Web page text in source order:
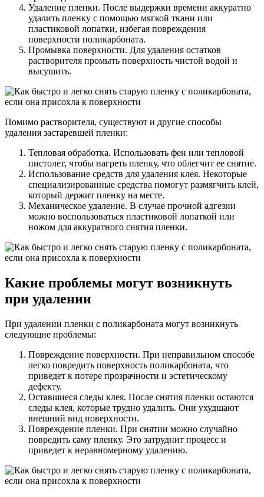
Удаление пленки. После выдержки времени аккуратно
удалить пленку с помощью мягкой ткани или
пластиковой лопатки, избегая повреждения
поверхности поликарбоната.
Промывка поверхности. Для удаления остатков
растворителя промыть поверхность чистой водой и
высушить.
Помимо растворителя, существуют и другие способы
удаления застаревшей пленки:
Тепловая обработка. Использовать фен или тепловой
пистолет, чтобы нагреть пленку, что облегчит ее снятие.
Использование средств для удаления клея. Некоторые
специализированные средства помогут размягчить клей,
который держит пленку на месте.
Механическое удаление. В случае прочной адгезии
можно воспользоваться пластиковой лопаткой или
ножом для аккуратного снятия пленки.
Какие проблемы могут возникнуть
при удалении
При удалении пленки с поликарбоната могут возникнуть
следующие проблемы:
Повреждение поверхности. При неправильном способе
легко повредить поверхность поликарбоната, что
приведет к потере прозрачности и эстетическому
дефекту.
Оставшиеся следы клея. После снятия пленки остаются
следы клея, которые трудно удалить. Они ухудшают
внешний вид поверхности.
Повреждение пленки. При снятии можно случайно
повредить саму пленку. Это затруднит процесс и
приведет к неравномерному удалению.